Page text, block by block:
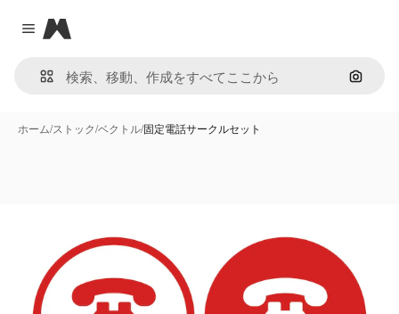
Close menu
Magnific
画像で
ホーム/ストック/ベクトル/固定電話サークルセット